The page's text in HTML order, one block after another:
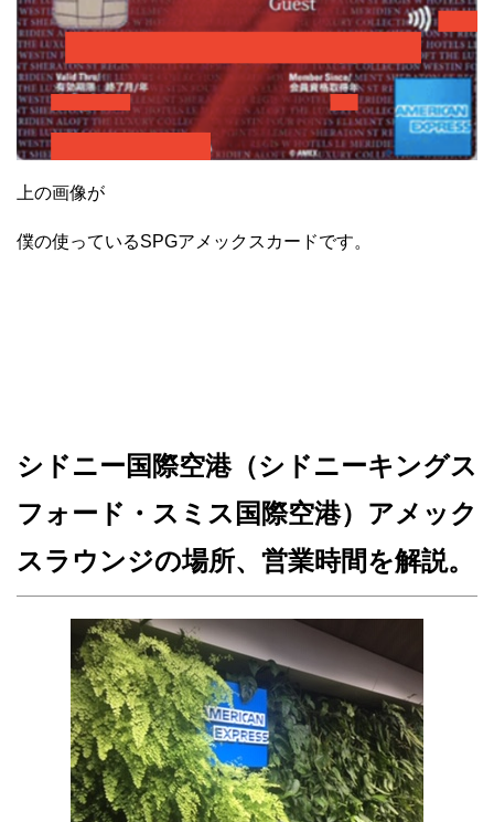
上の画像が
僕の使っているSPGアメックスカードです。
シドニー国際空港（シドニーキングス
フォード・スミス国際空港）アメック
スラウンジの場所、営業時間を解説。